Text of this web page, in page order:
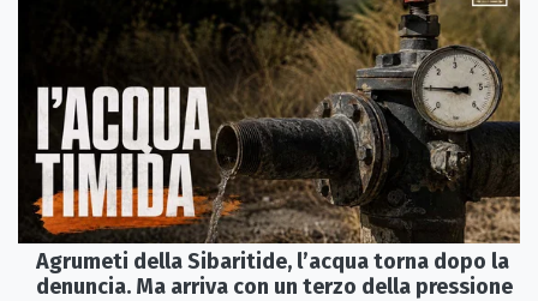
Agrumeti della Sibaritide, l’acqua torna dopo la
denuncia. Ma arriva con un terzo della pressione